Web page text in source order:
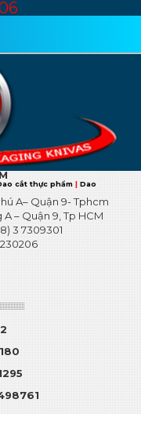
cắt thực phẩm | Dao
A– Quận 9- Tphcm
– Quận 9, Tp HCM
3 7309301
2